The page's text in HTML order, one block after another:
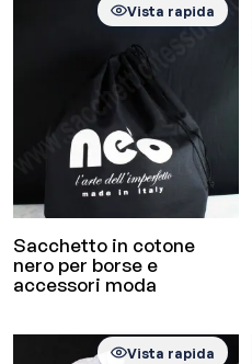
Sacchetto in cotone
nero per borse e
accessori moda
Vista rapida
Vista rapida